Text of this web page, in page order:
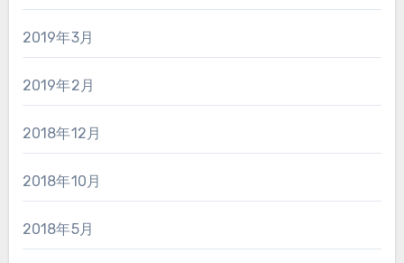
2019年3月
2019年2月
2018年12月
2018年10月
2018年5月